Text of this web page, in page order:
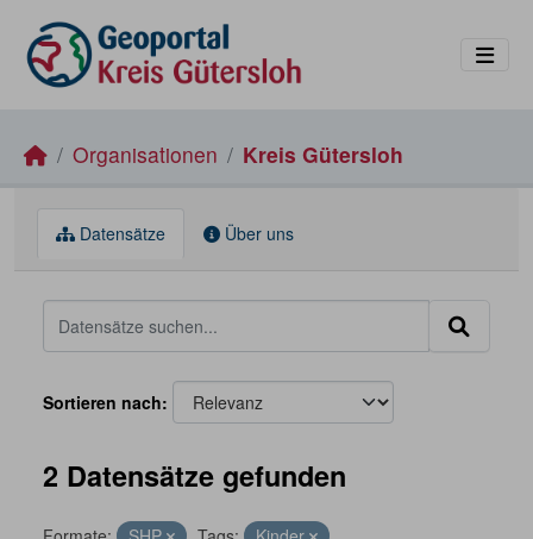
Organisationen Kreis Gütersloh
Datensätze Über uns
Sortieren nach
2 Datensätze gefunden